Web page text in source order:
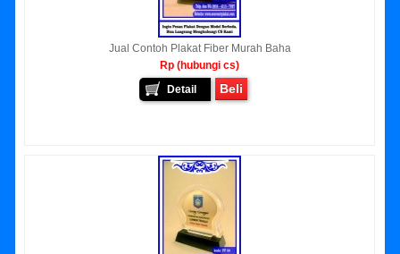
Jual Contoh Plakat Fiber Murah Baha
Rp (hubungi cs)
Detail
Beli